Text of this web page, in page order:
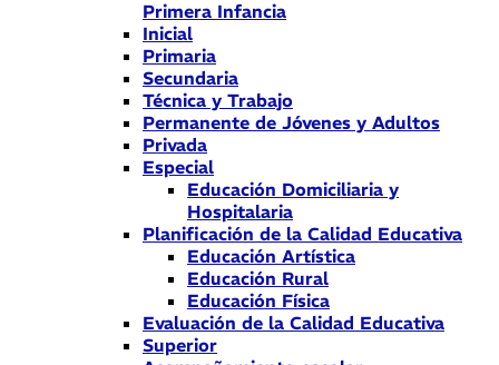
Primera Infancia
Inicial
Primaria
Secundaria
Técnica y Trabajo
Permanente de Jóvenes y Adultos
Privada
Especial
Educación Domiciliaria y
Hospitalaria
Planificación de la Calidad Educativa
Educación Artística
Educación Rural
Educación Física
Evaluación de la Calidad Educativa
Superior